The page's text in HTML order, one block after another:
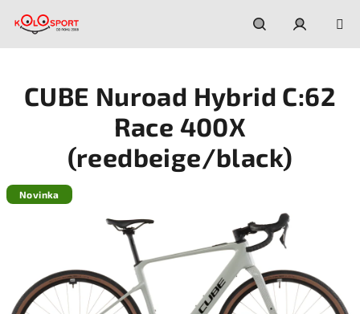
Hľadať
CUBE Nuroad Hybrid C:62
Race 400X
(reedbeige/black)
Novinka